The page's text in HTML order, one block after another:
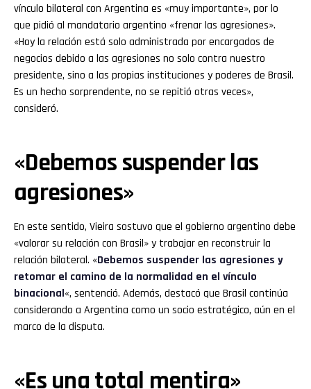
vínculo bilateral con Argentina es «muy importante», por lo
que pidió al mandatario argentino «frenar las agresiones».
«Hoy la relación está solo administrada por encargados de
negocios debido a las agresiones no solo contra nuestro
presidente, sino a las propias instituciones y poderes de Brasil.
Es un hecho sorprendente, no se repitió otras veces»,
consideró.
«Debemos suspender las
agresiones»
En este sentido, Vieira sostuvo que el gobierno argentino debe
«valorar su relación con Brasil» y trabajar en reconstruir la
relación bilateral. «Debemos suspender las agresiones y
retomar el camino de la normalidad en el vínculo
binacional«, sentenció. Además, destacó que Brasil continúa
considerando a Argentina como un socio estratégico, aún en el
marco de la disputa.
«Es una total mentira»